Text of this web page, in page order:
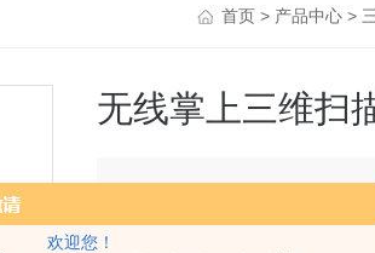
欢迎您！
首页 > 产品中心 >
无线掌上三维扫
无线掌上三维扫描仪
融合高精度边缘计算和无线传输